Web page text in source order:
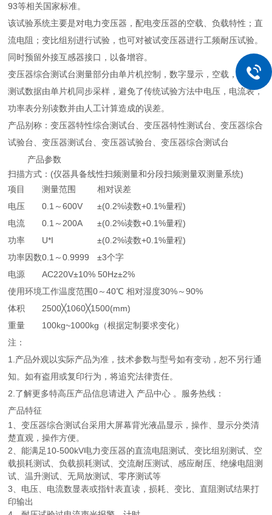
93等相关国家标准。
该试验系统主要是对电力变压器，配电变压器的空载、负载特性；直
流电阻；变比组别进行试验，也可对被试变压器进行工频耐压试验。
同时预留外接互感器接口，以备增容。
变压器综合测试台测量部分由单片机控制，数字显示，空载，短路等
测试数据由单片机同步采样，避免了传统试验方法中电压，电流表，
功率表分别读数并由人工计算造成的误差。
产品别称：变压器特性综合测试台、变压器特性测试台、变压器综合
试验台、变压器测试台、变压器试验台、变压器综合测试台
产品参数
扫描方式：(仪器具备线性扫频测量和分段扫频测量双测量系统)
项目
测量范围
相对误差
电压
0.1～600V
±(0.2%读数+0.1%量程)
电流
0.1～200A
±(0.2%读数+0.1%量程)
功率
U*I
±(0.2%读数+0.1%量程)
功率因数0.1～0.9999
±3个字
电源
AC220V±10% 50Hz±2%
使用环境工作温度范围0～40℃ 相对湿度30%～90%
体积
2500╳1060╳1500(mm)
重量
100kg~1000kg（根据定制要求变化）
注：
1.产品外观以实际产品为准，技术参数与型号如有变动，恕不另行通
知。如有盗用或复印行为，将追究法律责任。
2.了解更多特高压产品信息请进入 产品中心 。服务热线：
产品特征
1、变压器综合测试台采用大屏幕背光液晶显示，操作、显示分类清
楚直观，操作方便。
2、能满足10-500kV电力变压器的直流电阻测试、变比组别测试、空
载损耗测试、负载损耗测试、交流耐压测试、感应耐压、绝缘电阻测
试、温升测试、无局放测试、零序测试等
3、电压、电流数显表或指针表直读，损耗、变比、直阻测试结果打
印输出